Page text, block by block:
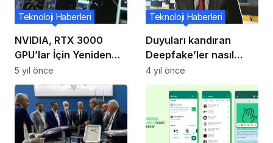
NVIDIA, RTX 3000
GPU’lar İçin Yeniden
Boyutlandırılabilir BAR
Desteğini Sunmaya
Başladı!
Teknoloji Haberleri
5 yıl önce
Duyuları kandıran
Deepfake’ler nasıl
anlaşılır?
Teknoloji Haberleri
4 yıl önce